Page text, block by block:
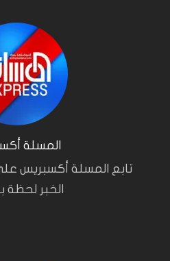
المسلة
تابع المسلة أكسبريس
الخبر لحظة